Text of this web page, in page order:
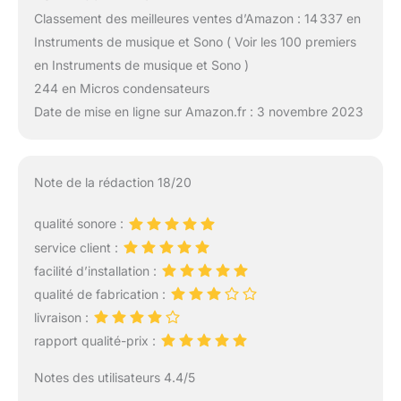
Classement des meilleures ventes d’Amazon : 14 337 en
Instruments de musique et Sono ( Voir les 100 premiers
en Instruments de musique et Sono )
244 en Micros condensateurs
Date de mise en ligne sur Amazon.fr : 3 novembre 2023
Note de la rédaction 18/20
qualité sonore :
service client :
facilité d’installation :
qualité de fabrication :
livraison :
rapport qualité-prix :
Notes des utilisateurs 4.4/5